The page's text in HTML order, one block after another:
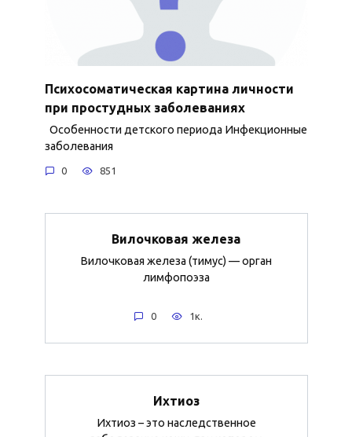
Психосоматическая картина личности
при простудных заболеваниях
Особенности детского периода Инфекционные
заболевания
0 851
Вилочковая железа
Вилочковая железа (тимус) — орган
лимфопоэза
0 1к.
Ихтиоз
Ихтиоз – это наследственное